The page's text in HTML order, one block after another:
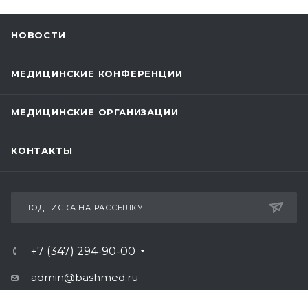
НОВОСТИ
МЕДИЦИНСКИЕ КОНФЕРЕНЦИИ
МЕДИЦИНСКИЕ ОРГАНИЗАЦИИ
КОНТАКТЫ
ПОДПИСКА НА РАССЫЛКУ
+7 (347) 294-90-00
admin@bashmed.ru